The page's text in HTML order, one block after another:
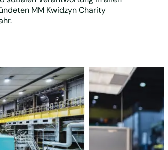
MM Kwidzyn Charity